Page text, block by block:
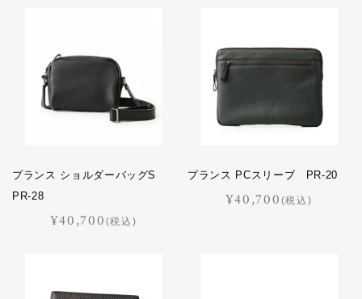
プランス ショルダーバッグS
PR-28
¥40,700 (税込)
プランス PCスリーブ PR-20
¥40,700 (税込)